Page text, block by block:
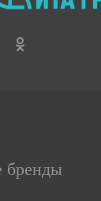
бренды